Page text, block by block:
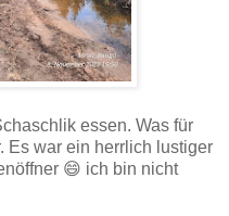
essen. Was für
Es war ein herrlich lustiger
😄 ich bin nicht